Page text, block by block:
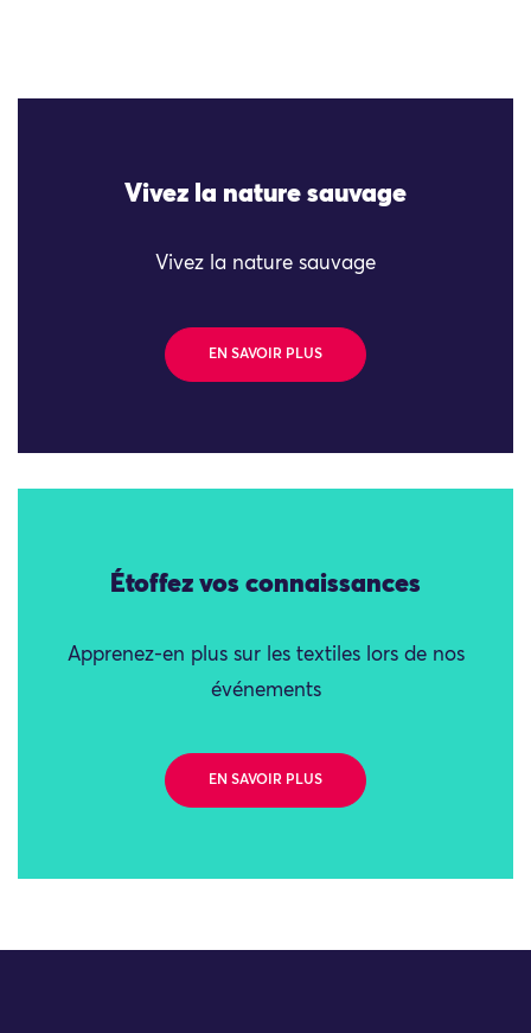
Vivez la nature sauvage
Vivez la nature sauvage
EN SAVOIR PLUS
Étoffez vos connaissances
Apprenez-en plus sur les textiles lors de nos
événements
EN SAVOIR PLUS